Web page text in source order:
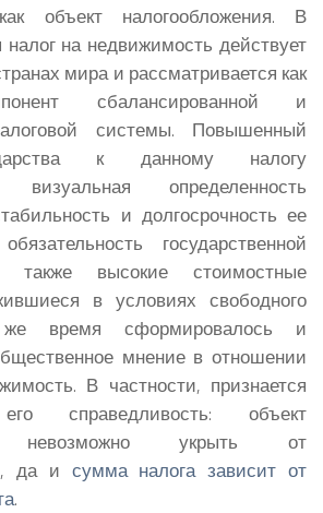
объект налогообложения. В
на недвижимость действует
мира и рассматривается как
сбалансированной и
системы. Повышенный
к данному налогу
визуальная определенность
и долгосрочность ее
государственной
также высокие стоимостные
в условиях свободного
время сформировалось и
мнение в отношении
В частности, признается
справедливость: объект
невозможно укрыть от
да и сумма налога зависит от
.